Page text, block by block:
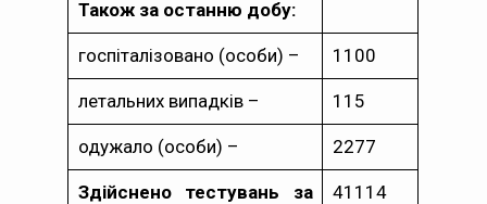
Контакти
Також за останню добу:
госпіталізовано (особи) – 1100
летальних випадків – 115
одужало (особи) – 2277
Здійснено тестувань за
41114